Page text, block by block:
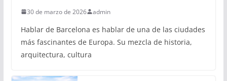
30 de marzo de 2026 admin
Hablar de Barcelona es hablar de una de las ciudades
más fascinantes de Europa. Su mezcla de historia,
arquitectura, cultura